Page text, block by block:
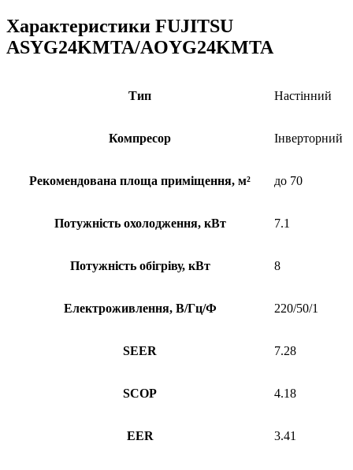
Характеристики FUJITSU
ASYG24KMTA/AOYG24KMTA
Тип Настінний
Компресор Інверторний
Рекомендована площа приміщення, м² до 70
Потужність охолодження, кВт 7.1
Потужність обігріву, кВт 8
Електроживлення, В/Гц/Ф 220/50/1
SEER 7.28
SCOP 4.18
EER 3.41